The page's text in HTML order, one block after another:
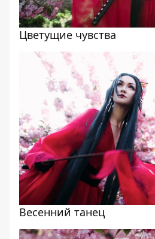
Цветущие чувства
Весенний танец